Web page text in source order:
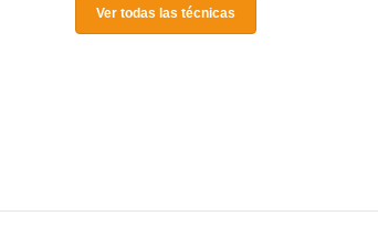
Ver todas las técnicas